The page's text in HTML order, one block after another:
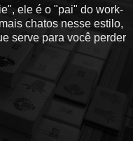
ele é o "pai" do work-
chatos nesse estilo,
serve para você perder